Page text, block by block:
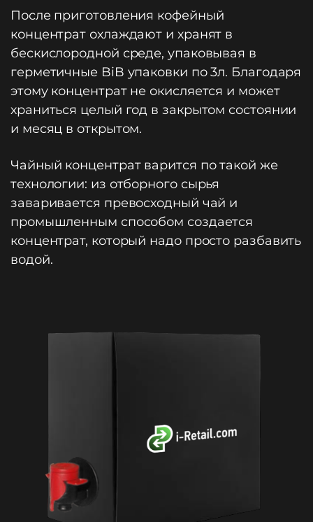
После приготовления кофейный
концентрат охлаждают и хранят в
бескислородной среде, упаковывая в
герметичные BiB упаковки по 3л. Благодаря
этому концентрат не окисляется и может
храниться целый год в закрытом состоянии
и месяц в открытом.
Чайный концентрат варится по такой же
технологии: из отборного сырья
заваривается превосходный чай и
промышленным способом создается
концентрат, который надо просто разбавить
водой.